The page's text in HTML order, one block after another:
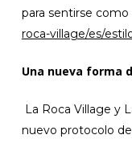
para sentirse como
roca-village/es/
Una nueva forma
La Roca Village y
nuevo protocolo